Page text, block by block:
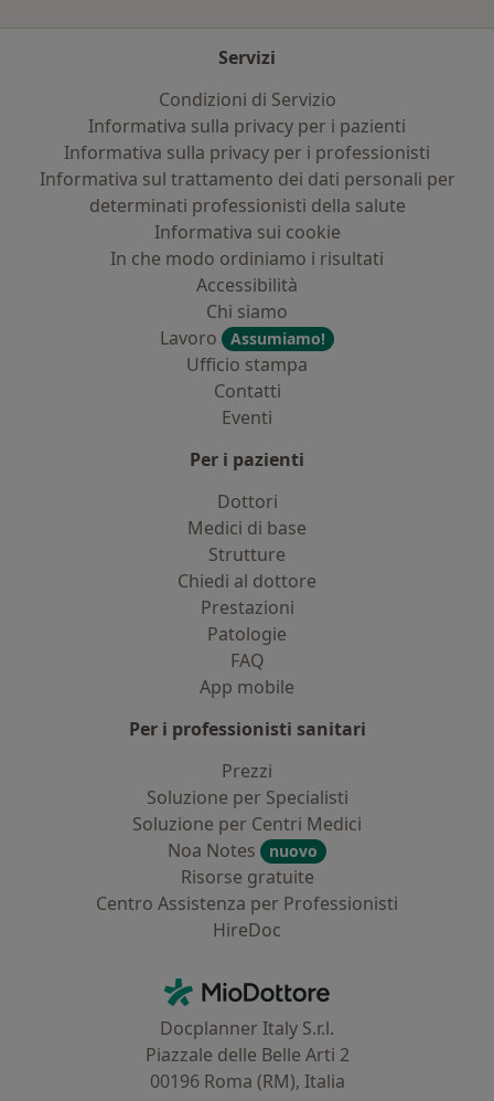
Servizi
Condizioni di Servizio
Informativa sulla privacy per i pazienti
Informativa sulla privacy per i professionisti
Informativa sul trattamento dei dati personali per
determinati professionisti della salute
Informativa sui cookie
In che modo ordiniamo i risultati
Accessibilità
Chi siamo
Lavoro
Assumiamo!
Ufficio stampa
Contatti
Eventi
Per i pazienti
Dottori
Medici di base
Strutture
Chiedi al dottore
Prestazioni
Patologie
FAQ
App mobile
Per i professionisti sanitari
Prezzi
Soluzione per Specialisti
Soluzione per Centri Medici
Noa Notes
nuovo
Risorse gratuite
Centro Assistenza per Professionisti
HireDoc
MioDottore - Homepage
Docplanner Italy S.r.l.
Piazzale delle Belle Arti 2
00196 Roma (RM), Italia